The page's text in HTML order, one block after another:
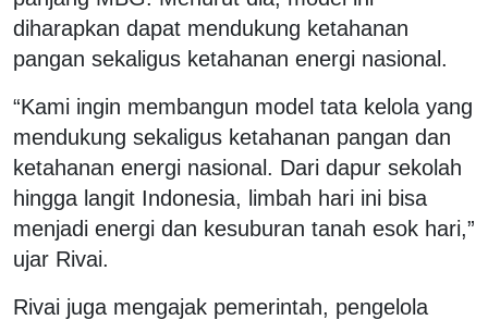
diharapkan dapat mendukung ketahanan
pangan sekaligus ketahanan energi nasional.
“Kami ingin membangun model tata kelola yang
mendukung sekaligus ketahanan pangan dan
ketahanan energi nasional. Dari dapur sekolah
hingga langit Indonesia, limbah hari ini bisa
menjadi energi dan kesuburan tanah esok hari,”
ujar Rivai.
Rivai juga mengajak pemerintah, pengelola